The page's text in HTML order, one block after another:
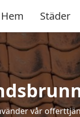
Hem Städer
vår